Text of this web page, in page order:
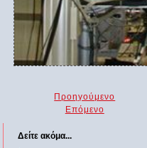
Προηγούμενο
Επόμενο
Δείτε ακόμα...